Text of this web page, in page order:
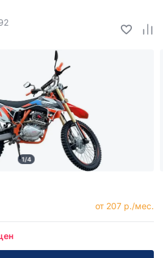
1/4
от 207 р./мес.